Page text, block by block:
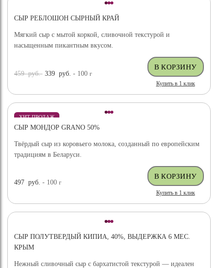
СЫР РЕБЛОШОН СЫРНЫЙ КРАЙ
Мягкий сыр с мытой коркой, сливочной текстурой и
насыщенным пикантным вкусом.
459руб. 339 руб. - 100г
Купить в 1 клик
ХИТ ПРОДАЖ
СЫР МОНДОР GRANO 50%
Твёрдый сыр из коровьего молока, созданный по европейским
традициям в Беларуси.
497 руб. - 100г
Купить в 1 клик
СЫР ПОЛУТВЕРДЫЙ КИПИА, 40%, ВЫДЕРЖКА 6 МЕС.
КРЫМ
Нежный сливочный сыр с бархатистой текстурой — идеален